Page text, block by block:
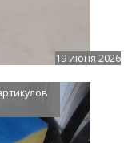
19 июня 2026